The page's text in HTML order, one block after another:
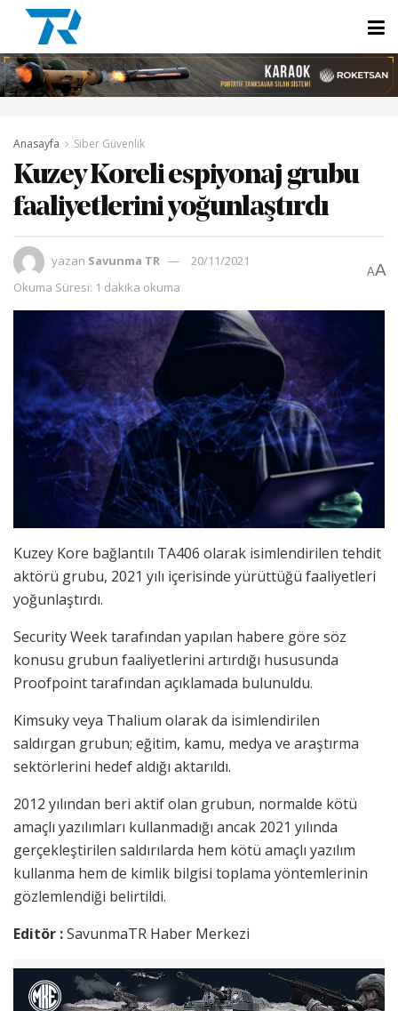
Anasayfa Siber Güvenlik
Kuzey Koreli espiyonaj grubu
faaliyetlerini yoğunlaştırdı
yazan Savunma TR
20/11/2021
Okuma Süresi: 1 dakika okuma
AA
Kuzey Kore bağlantılı TA406 olarak isimlendirilen tehdit
aktörü grubu, 2021 yılı içerisinde yürüttüğü faaliyetleri
yoğunlaştırdı.
Security Week tarafından yapılan habere göre söz
konusu grubun faaliyetlerini artırdığı hususunda
Proofpoint tarafından açıklamada bulunuldu.
Kimsuky veya Thalium olarak da isimlendirilen
saldırgan grubun; eğitim, kamu, medya ve araştırma
sektörlerini hedef aldığı aktarıldı.
2012 yılından beri aktif olan grubun, normalde kötü
amaçlı yazılımları kullanmadığı ancak 2021 yılında
gerçekleştirilen saldırılarda hem kötü amaçlı yazılım
kullanma hem de kimlik bilgisi toplama yöntemlerinin
gözlemlendiği belirtildi.
Editör :SavunmaTR Haber Merkezi